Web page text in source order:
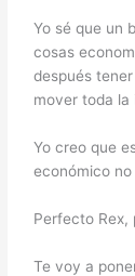
Yo sé que un
cosas
después
mover toda la
Yo creo que
económico
Perfecto Rex,
Te voy a